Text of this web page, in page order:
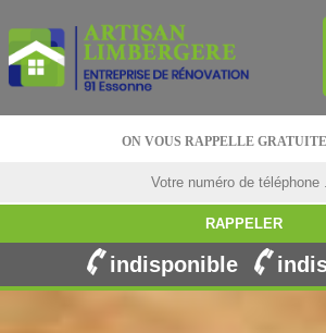
ON VOUS RAPPELLE
indisponible